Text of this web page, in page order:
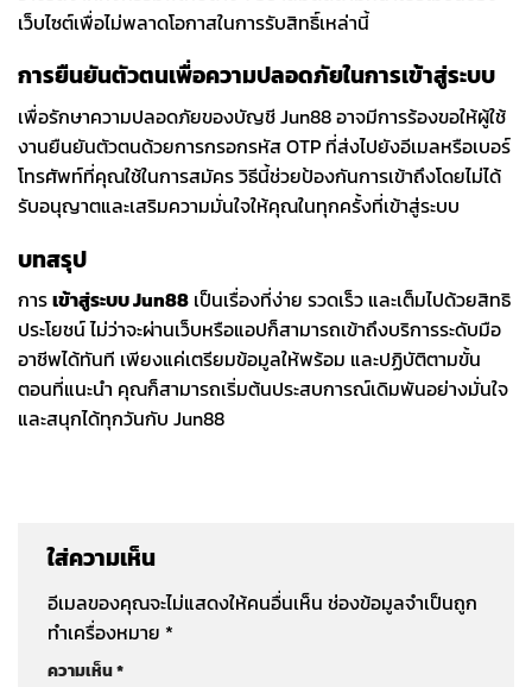
เว็บไซต์เพื่อไม่พลาดโอกาสในการรับสิทธิ์เหล่านี้
การยืนยันตัวตนเพื่อความปลอดภัยในการเข้าสู่ระบบ
เพื่อรักษาความปลอดภัยของบัญชี Jun88 อาจมีการร้องขอให้ผู้ใช้
งานยืนยันตัวตนด้วยการกรอกรหัส OTP ที่ส่งไปยังอีเมลหรือเบอร์
โทรศัพท์ที่คุณใช้ในการสมัคร วิธีนี้ช่วยป้องกันการเข้าถึงโดยไม่ได้
รับอนุญาตและเสริมความมั่นใจให้คุณในทุกครั้งที่เข้าสู่ระบบ
บทสรุป
การเข้าสู่ระบบ Jun88 เป็นเรื่องที่ง่าย รวดเร็ว และเต็มไปด้วยสิทธิ
ประโยชน์ ไม่ว่าจะผ่านเว็บหรือแอปก็สามารถเข้าถึงบริการระดับมือ
อาชีพได้ทันที เพียงแค่เตรียมข้อมูลให้พร้อม และปฏิบัติตามขั้น
ตอนที่แนะนำ คุณก็สามารถเริ่มต้นประสบการณ์เดิมพันอย่างมั่นใจ
และสนุกได้ทุกวันกับ Jun88
ใส่ความเห็น
อีเมลของคุณจะไม่แสดงให้คนอื่นเห็น ช่องข้อมูลจำเป็นถูก
ทำเครื่องหมาย *
ความเห็น*